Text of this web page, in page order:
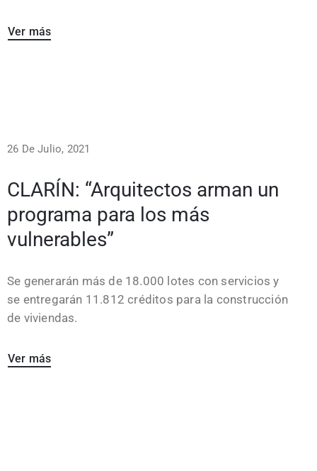
Ver más
26 De Julio, 2021
CLARÍN: “Arquitectos arman un
programa para los más
vulnerables”
Se generarán más de 18.000 lotes con servicios y
se entregarán 11.812 créditos para la construcción
de viviendas.
Ver más